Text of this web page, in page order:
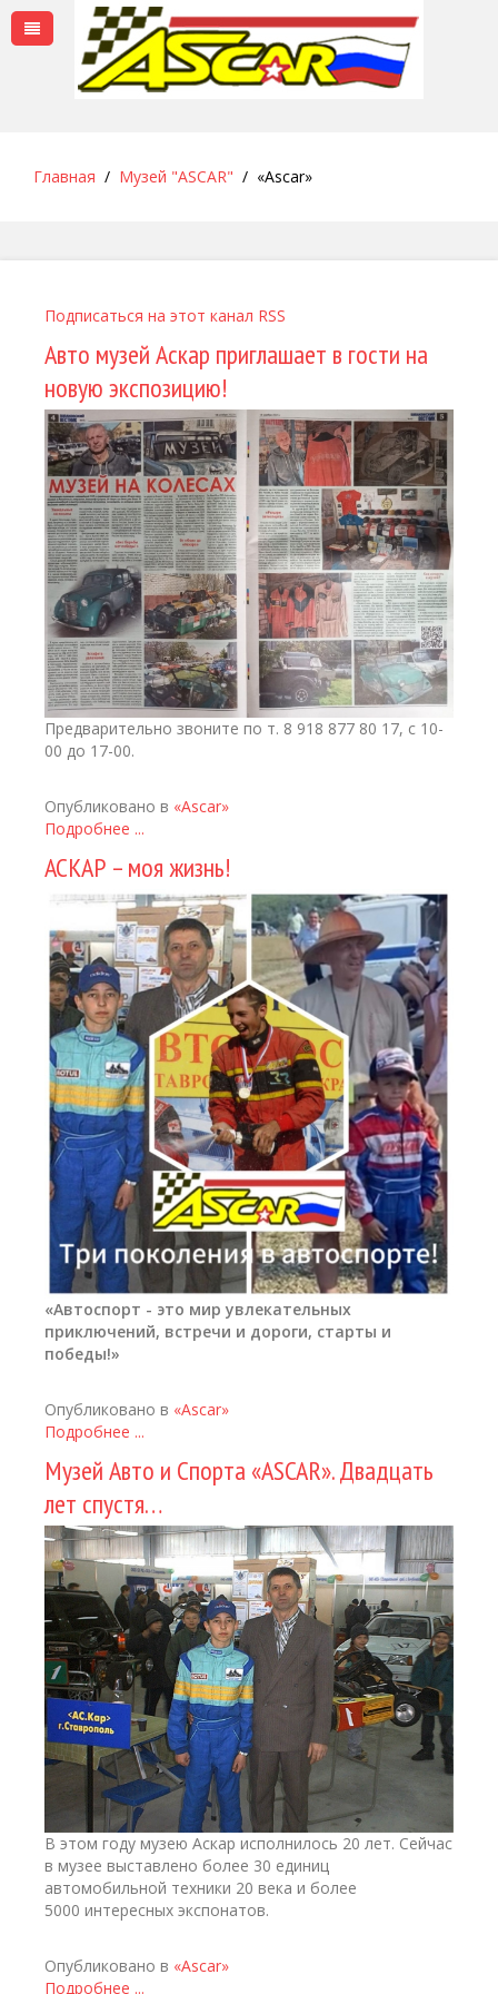
Главная Музей "ASCAR" «Ascar»
Подписаться на этот канал RSS
Авто музей Аскар приглашает в гости на
новую экспозицию!
Предварительно звоните по т. 8 918 877 80 17, с 10-
00 до 17-00.
Опубликовано в «Ascar»
Подробнее ...
АСКАР – моя жизнь!
«Автоспорт - это мир увлекательных
приключений, встречи и дороги, старты и
победы!»
Опубликовано в «Ascar»
Подробнее ...
Музей Авто и Спорта «ASCAR». Двадцать
лет спустя…
В этом году музею Аскар исполнилось 20 лет. Сейчас
в музее выставлено более 30 единиц
автомобильной техники 20 века и более
5000 интересных экспонатов.
Опубликовано в «Ascar»
Подробнее ...